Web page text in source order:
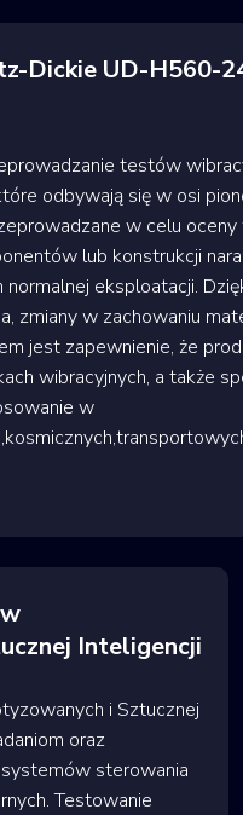
Dickie UD-H560-
testów
odbywają się w osi
w celu
lub konstrukcji
eksploatacji.
zmiany w zachowaniu
jest zapewnienie, że
wibracyjnych, a także
w
Inteligencji
i Sztucznej
oraz
sterowania
Testowanie